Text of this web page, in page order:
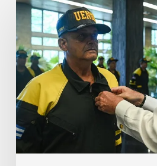
a
rescatistas
cubanos
por
su
labor
solidaria
Venezuela